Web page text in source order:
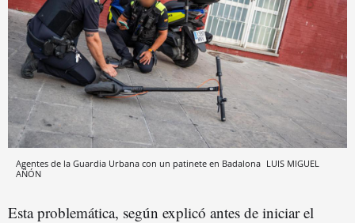
Agentes de la Guardia Urbana con un patinete en Badalona LUIS MIGUEL
AÑÓN
Esta problemática, según explicó antes de iniciar el